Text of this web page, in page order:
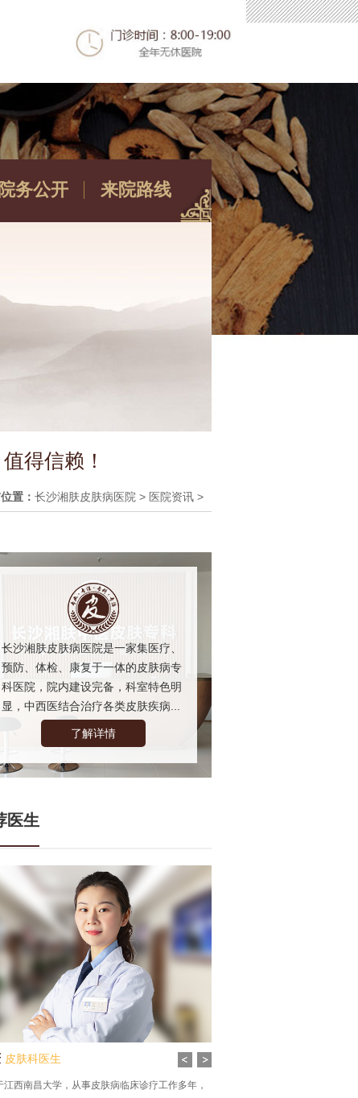
院务公开 来院路线
得信赖！
置： 长沙湘肤皮肤病医院 > 医院资讯 >
长沙湘肤皮肤病医院是一家集医疗、
预防、体检、康复于一体的皮肤病专
科医院，院内建设完备，科室特色明
显，中西医结合治疗各类皮肤疾病...
了解详情
医生
皮肤科医生
江西南昌大学，从事皮肤病临床诊疗工作多年，